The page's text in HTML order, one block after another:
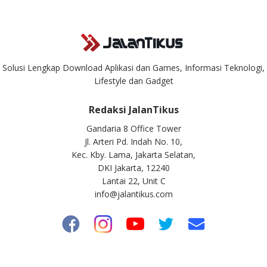
Solusi Lengkap Download Aplikasi dan Games, Informasi Teknologi,
Lifestyle dan Gadget
Redaksi JalanTikus
Gandaria 8 Office Tower
Jl. Arteri Pd. Indah No. 10,
Kec. Kby. Lama, Jakarta Selatan,
DKI Jakarta, 12240
Lantai 22, Unit C
info@jalantikus.com